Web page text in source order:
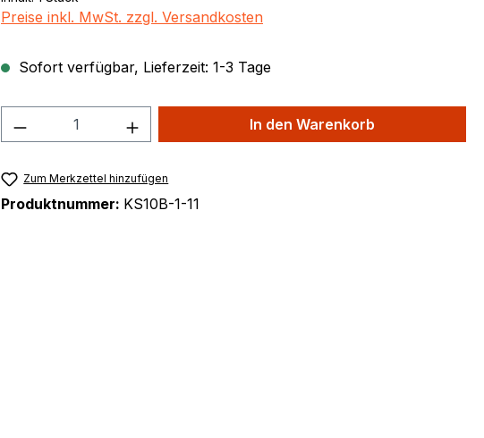
Preise inkl. MwSt. zzgl. Versandkosten
Sofort verfügbar, Lieferzeit: 1-3 Tage
Produkt Anzahl: Gib den gewünschten Wert
In den Warenkorb
Zum Merkzettel hinzufügen
Produktnummer: KS10B-1-11